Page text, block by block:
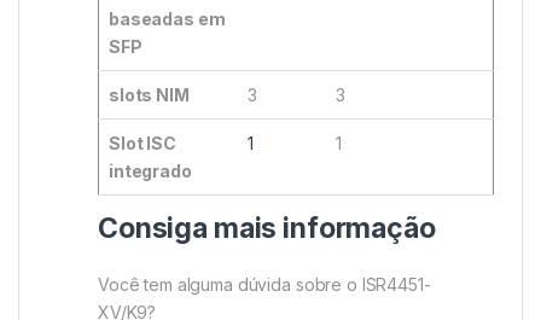
baseadas em
SFP
slots NIM 3 3
Slot ISC
integrado
1 1
Consiga mais informação
Você tem alguma dúvida sobre o ISR4451-
XV/K9?